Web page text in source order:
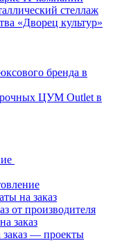
стеллаж
«Дворец культур»
бренда в
ЦУМ Outlet в
на заказ
от производителя
заказ
заказ — проекты